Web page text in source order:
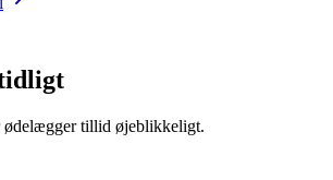
ødelægger tillid øjeblikkeligt.